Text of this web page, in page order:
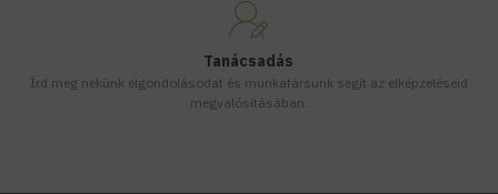
Tanácsadás
Írd meg nekünk elgondolásodat és munkatársunk segít az elképzeléseid
megvalósításában.